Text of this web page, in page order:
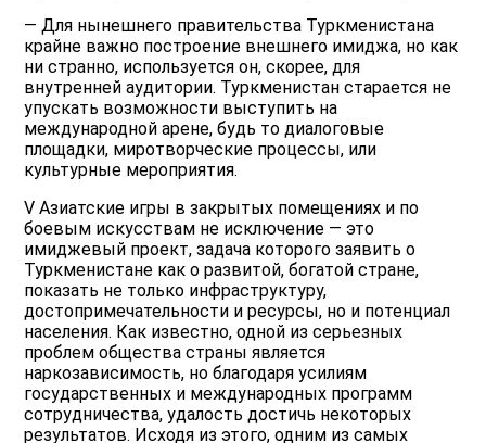
— Для нынешнего правительства Туркменистана
крайне важно построение внешнего имиджа, но как
ни странно, используется он, скорее, для
внутренней аудитории. Туркменистан старается не
упускать возможности выступить на
международной арене, будь то диалоговые
площадки, миротворческие процессы, или
культурные мероприятия.
V Азиатские игры в закрытых помещениях и по
боевым искусствам не исключение — это
имиджевый проект, задача которого заявить о
Туркменистане как о развитой, богатой стране,
показать не только инфраструктуру,
достопримечательности и ресурсы, но и потенциал
населения. Как известно, одной из серьезных
проблем общества страны является
наркозависимость, но благодаря усилиям
государственных и международных программ
сотрудничества, удалость достичь некоторых
результатов. Исходя из этого, одним из самых